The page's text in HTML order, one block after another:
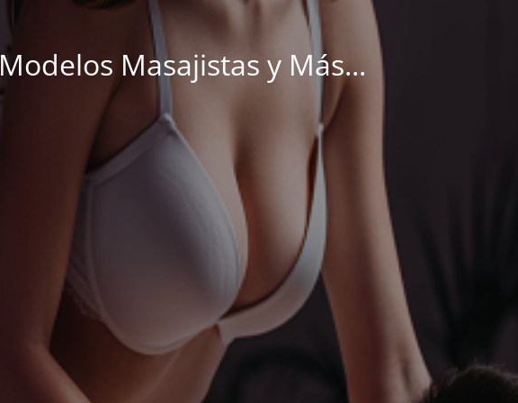
Modelos Masajistas y Más...